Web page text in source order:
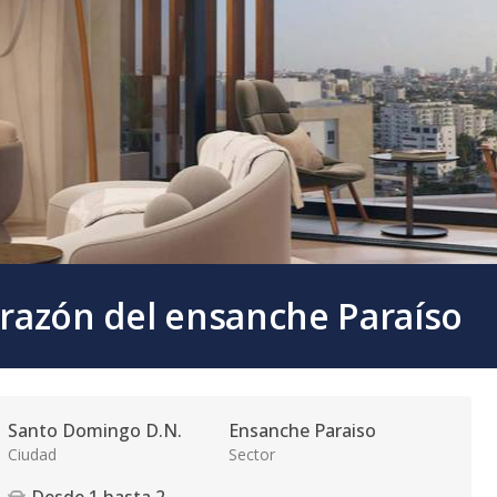
del ensanche Paraíso
Santo Domingo D.N.
Ciudad
Ensanche Paraiso
Sector